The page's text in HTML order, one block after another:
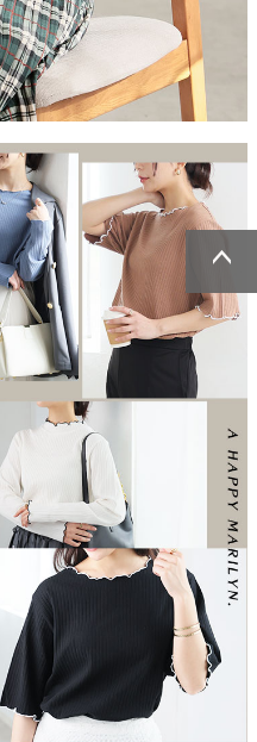
ページトッ
プへ
ページトッ
プへ